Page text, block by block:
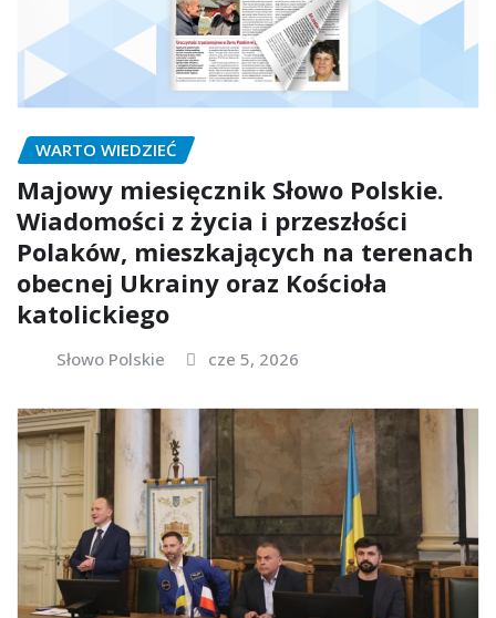
WARTO WIEDZIEĆ
Majowy miesięcznik Słowo Polskie.
Wiadomości z życia i przeszłości
Polaków, mieszkających na terenach
obecnej Ukrainy oraz Kościoła
katolickiego
Słowo Polskie cze 5, 2026